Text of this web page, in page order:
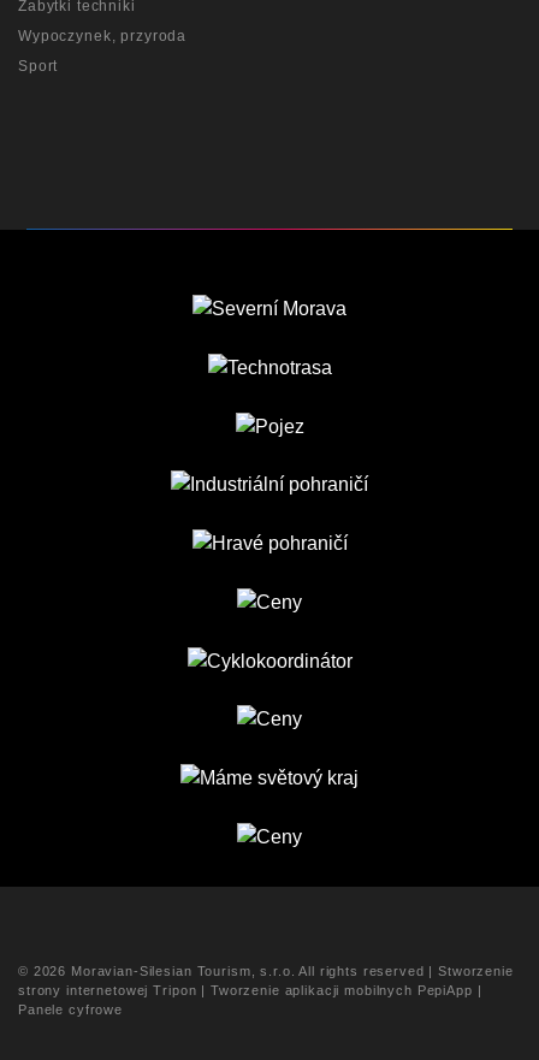
Zabytki techniki
Wypoczynek, przyroda
Sport
© 2026 Moravian-Silesian Tourism, s.r.o. All rights reserved |Stworzenie
strony internetowej Tripon
Tworzenie aplikacji mobilnych PepiApp
Panele cyfrowe